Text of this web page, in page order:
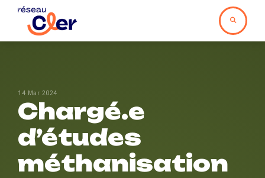
14 Mar 2024
Chargé.e
d’études
méthanisation